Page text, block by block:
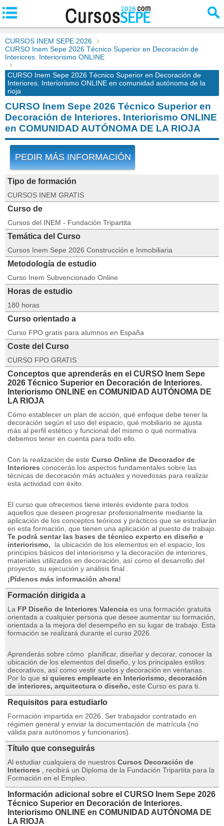
CURSOS INEM SEPE 2026
CURSO Inem Sepe 2026 Técnico Superior en Decoración de
Interiores. Interiorismo ONLINE
CURSO Inem Sepe 2026 Técnico Superior en Decoración de
Interiores. Interiorismo ONLINE en comunidad autónoma de la
rioja
CURSO Inem Sepe 2026 Técnico Superior en
Decoración de Interiores. Interiorismo ONLINE
en COMUNIDAD AUTÓNOMA DE LA RIOJA
PEDIR MÁS INFORMACIÓN
Tipo de formación
CURSOS INEM GRATIS
Curso de
Cursos del INEM - Fundación Tripartita
Temática del Curso
Cursos Inem Sepe 2026 Construcción e Inmobiliaria
Metodología de estudio
Curso Inem Subvencionado Online
Horas de estudio
180 horas
Curso orientado a
Curso FPO gratis para alumnos en España
Coste del Curso
CURSO FPO GRATIS
Conceptos que aprenderás en el CURSO Inem Sepe
2026 Técnico Superior en Decoración de Interiores.
Interiorismo ONLINE en COMUNIDAD AUTÓNOMA DE
LA RIOJA
Cómo establecer un plan de acción, qué enfoque debe tener la
decoración según el uso del espacio, qué mobiliario se ajusta
más al perfil estético y funcional del mismo o qué normativa
debemos tener en cuenta para todo ello.
Con la realización de este Curso Online de Decorador de
Interiores conocerás los aspectos fundamentales sobre las
técnicas de decoración más actuales y novedosas para realizar
esta actividad con éxito.
El curso que ofrecemos tiene interés evidente para todos
aquellos que deseen progresar profesionalmente mediante la
aplicación de los conceptos teóricos y prácticos que se estudiarán
en esta formación, que tienen una aplicación al puesto de trabajo.
Te podrá sentar las bases de técnico experto en diseño e
interiorismo, la ubicación de los elementos en el espacio, los
principios básicos del interiorismo y la decoración de interiores,
materiales utilizados en decoración, así como el desarrollo del
proyecto, su ejecución y análisis final .
¡Pídenos más información ahora!
Formación dirigida a
La FP Diseño de Interiores Valencia es una formación gratuita
orientada a cualquier persona que desee aumentar su formación,
orientada a la mejora del desempeño en su lugar de trabajo. Esta
formación se realizará durante el curso 2026.
Aprenderás sobre cómo planificar, diseñar y decorar, conocer la
ubicación de los elementos del diseño, y los principales estilos
decorativos, así como vestir suelos y decoración en ventanas.
Por lo que si quieres emplearte en Interiorismo, decoración
de interiores, arquitectura o diseño, este Curso es para ti.
Requisitos para estudiarlo
Formación impartida en 2026. Ser trabajador contratado en
régimen general y enviar la documentación de matrícula (no
válida para autónomos y funcionarios).
Título que conseguirás
Al estudiar cualquiera de nuestros Cursos Decoración de
Interiores , recibirá un Diploma de la Fundación Tripartita para la
Formación en el Empleo.
Información adicional sobre el CURSO Inem Sepe 2026
Técnico Superior en Decoración de Interiores.
Interiorismo ONLINE en COMUNIDAD AUTÓNOMA DE
LA RIOJA